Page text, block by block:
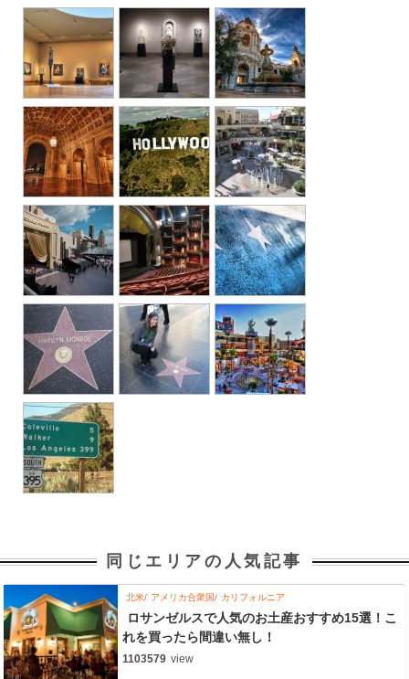
同じエリアの人気記事
北米 アメリカ合衆国 カリフォルニア
ロサンゼルスで人気のお土産おすすめ15選！こ
れを買ったら間違い無し！
1103579 view